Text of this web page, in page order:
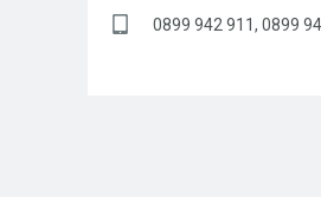
0899 942 911, 0899